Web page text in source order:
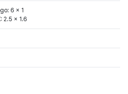
6 x 1
2.5 x 1.6